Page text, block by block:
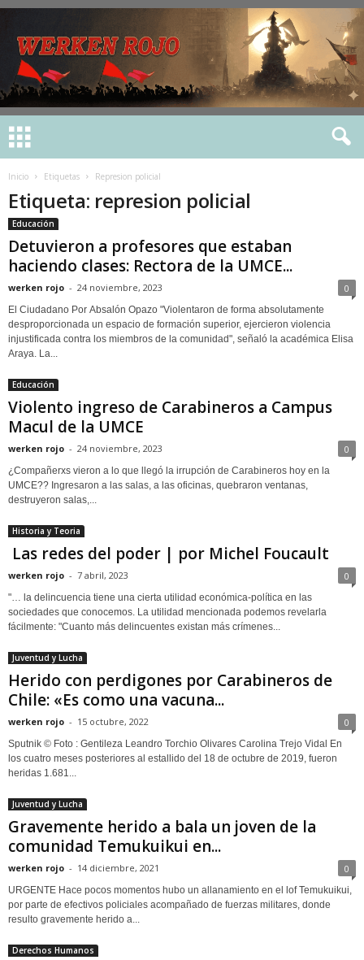
Inicio Etiquetas Represion policial
Etiqueta: represion policial
Educación
Detuvieron a profesores que estaban
haciendo clases: Rectora de la UMCE...
werken rojo - 24 noviembre, 2023 0
El Ciudadano Por Absalón Opazo "Violentaron de forma absolutamente
desproporcionada un espacio de formación superior, ejercieron violencia
injustificada contra los miembros de la comunidad", señaló la académica Elisa
Araya. La...
Educación
Violento ingreso de Carabineros a Campus
Macul de la UMCE
werken rojo - 24 noviembre, 2023 0
¿Compañerxs vieron a lo que llegó la irrupción de Carabineros hoy en la
UMCE?? Ingresaron a las salas, a las oficinas, quebraron ventanas,
destruyeron salas,...
Historia y Teoria
Las redes del poder | por Michel Foucault
werken rojo - 7 abril, 2023 0
"… la delincuencia tiene una cierta utilidad económica-política en las
sociedades que conocemos. La utilidad mencionada podemos revelarla
fácilmente: "Cuanto más delincuentes existan más crímenes...
Juventud y Lucha
Herido con perdigones por Carabineros de
Chile: «Es como una vacuna...
werken rojo - 15 octubre, 2022 0
Sputnik © Foto : Gentileza Leandro Torchio Olivares Carolina Trejo Vidal En
los cuatro meses posteriores al estallido del 18 de octubre de 2019, fueron
heridas 1.681...
Juventud y Lucha
Gravemente herido a bala un joven de la
comunidad Temukuikui en...
werken rojo - 14 diciembre, 2021 0
URGENTE Hace pocos momentos hubo un allanamiento en el lof Temukuikui,
por parte de efectivos policiales acompañado de fuerzas militares, donde
resulto gravemente herido a...
Derechos Humanos